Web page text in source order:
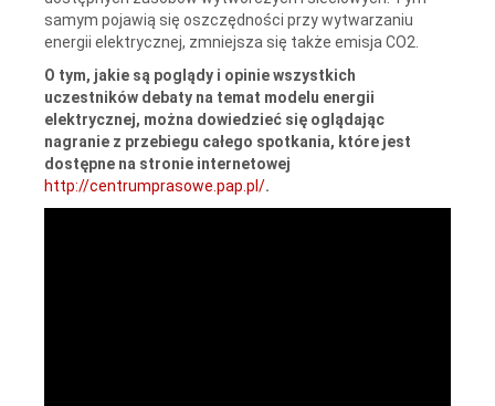
samym pojawią się oszczędności przy wytwarzaniu
energii elektrycznej, zmniejsza się także emisja CO2.
O tym, jakie są poglądy i opinie wszystkich
uczestników debaty na temat modelu energii
elektrycznej, można dowiedzieć się oglądając
nagranie z przebiegu całego spotkania, które jest
dostępne na stronie internetowej
http://centrumprasowe.pap.pl/.